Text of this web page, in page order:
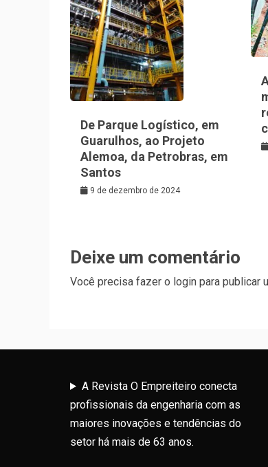
De Parque Logístico, em
Guarulhos, ao Projeto
Alemoa, da Petrobras, em
Santos
9 de dezembro de 2024
Deixe um comentário
Você precisa fazer o login para publicar
A Revista O Empreiteiro conecta
profissionais da engenharia com as
maiores inovações e tendências do
setor há mais de 63 anos.